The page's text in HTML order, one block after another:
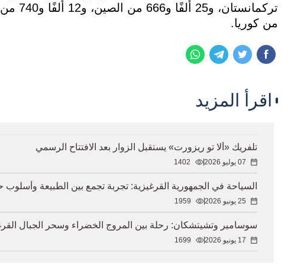
من كوريا.
اقرأ المزيد
تلفريك «ألا تو ريزورت» يستقبل الزوار بعد الافتتاح الرسمي
07 يوليو 2026 1402
السياحة في الجمهورية القرغيزية: تجربة تجمع بين الطبيعة
25 يونيو 2026 1959
سوسامير وتشيتشكان: رحلة بين المروج الخضراء وسحر الجبال
17 يونيو 2026 1699